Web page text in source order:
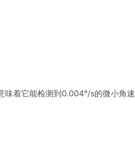
味着它能检测到0.004°/s的微小